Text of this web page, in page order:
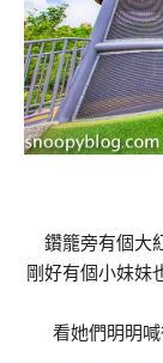
鑽籠旁有個大
剛好有個小妹妹
看她們明明